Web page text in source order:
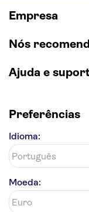
Empresa
Nós
Ajuda e
Preferências
Idioma:
Moeda: